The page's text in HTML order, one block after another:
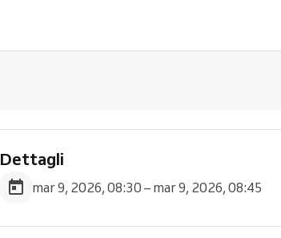
Dettagli
mar 9, 2026, 08:30 – mar 9, 2026, 08:45